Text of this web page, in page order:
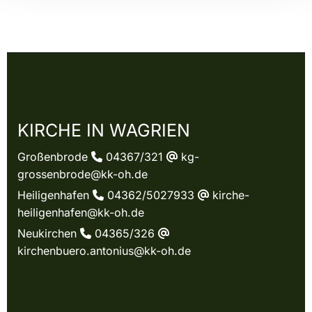
KIRCHE IN WAGRIEN
Großenbrode  04367/321 @ kg-
grossenbrode@kk-oh.de
Heiligenhafen  04362/5027933 @ kirche-
heiligenhafen@kk-oh.de
Neukirchen  04365/326 @
kirchenbuero.antonius@kk-oh.de